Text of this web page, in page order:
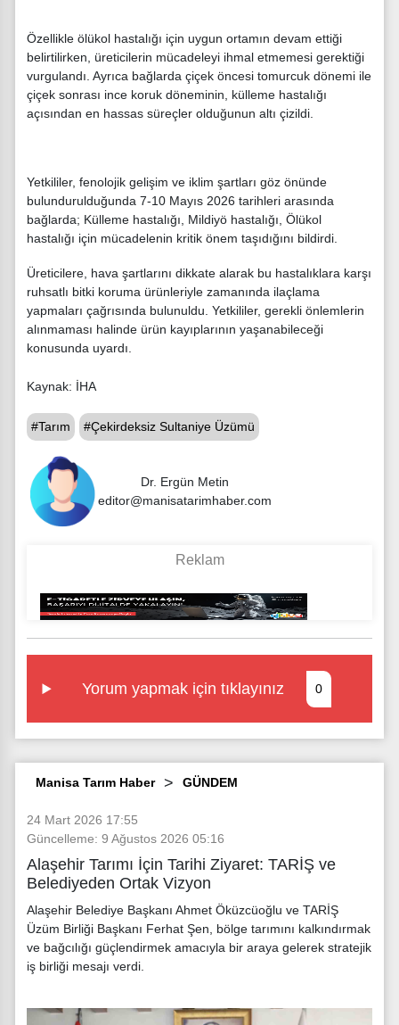
Özellikle ölükol hastalığı için uygun ortamın devam ettiği
belirtilirken, üreticilerin mücadeleyi ihmal etmemesi gerektiği
vurgulandı. Ayrıca bağlarda çiçek öncesi tomurcuk dönemi ile
çiçek sonrası ince koruk döneminin, külleme hastalığı
açısından en hassas süreçler olduğunun altı çizildi.
Yetkililer, fenolojik gelişim ve iklim şartları göz önünde
bulundurulduğunda 7-10 Mayıs 2026 tarihleri arasında
bağlarda; Külleme hastalığı, Mildiyö hastalığı, Ölükol
hastalığı için mücadelenin kritik önem taşıdığını bildirdi.
Üreticilere, hava şartlarını dikkate alarak bu hastalıklara karşı
ruhsatlı bitki koruma ürünleriyle zamanında ilaçlama
yapmaları çağrısında bulunuldu. Yetkililer, gerekli önlemlerin
alınmaması halinde ürün kayıplarının yaşanabileceği
konusunda uyardı.
Kaynak: İHA
#Tarım #Çekirdeksiz Sultaniye Üzümü
Dr. Ergün Metin
editor@manisatarimhaber.com
Yorum yapmak için tıklayınız 0
Manisa Tarım Haber GÜNDEM
24 Mart 2026 17:55
Güncelleme: 9 Ağustos 2026 05:16
​Alaşehir Tarımı İçin Tarihi Ziyaret: TARİŞ ve
Belediyeden Ortak Vizyon
Alaşehir Belediye Başkanı Ahmet Öküzcüoğlu ve TARİŞ
Üzüm Birliği Başkanı Ferhat Şen, bölge tarımını kalkındırmak
ve bağcılığı güçlendirmek amacıyla bir araya gelerek stratejik
iş birliği mesajı verdi.